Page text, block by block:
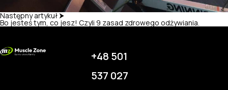
Następny artykuł ⮞
Bo jesteś tym, co jesz! Czyli 9 zasad zdrowego odżywiania.
+48 501
537 027